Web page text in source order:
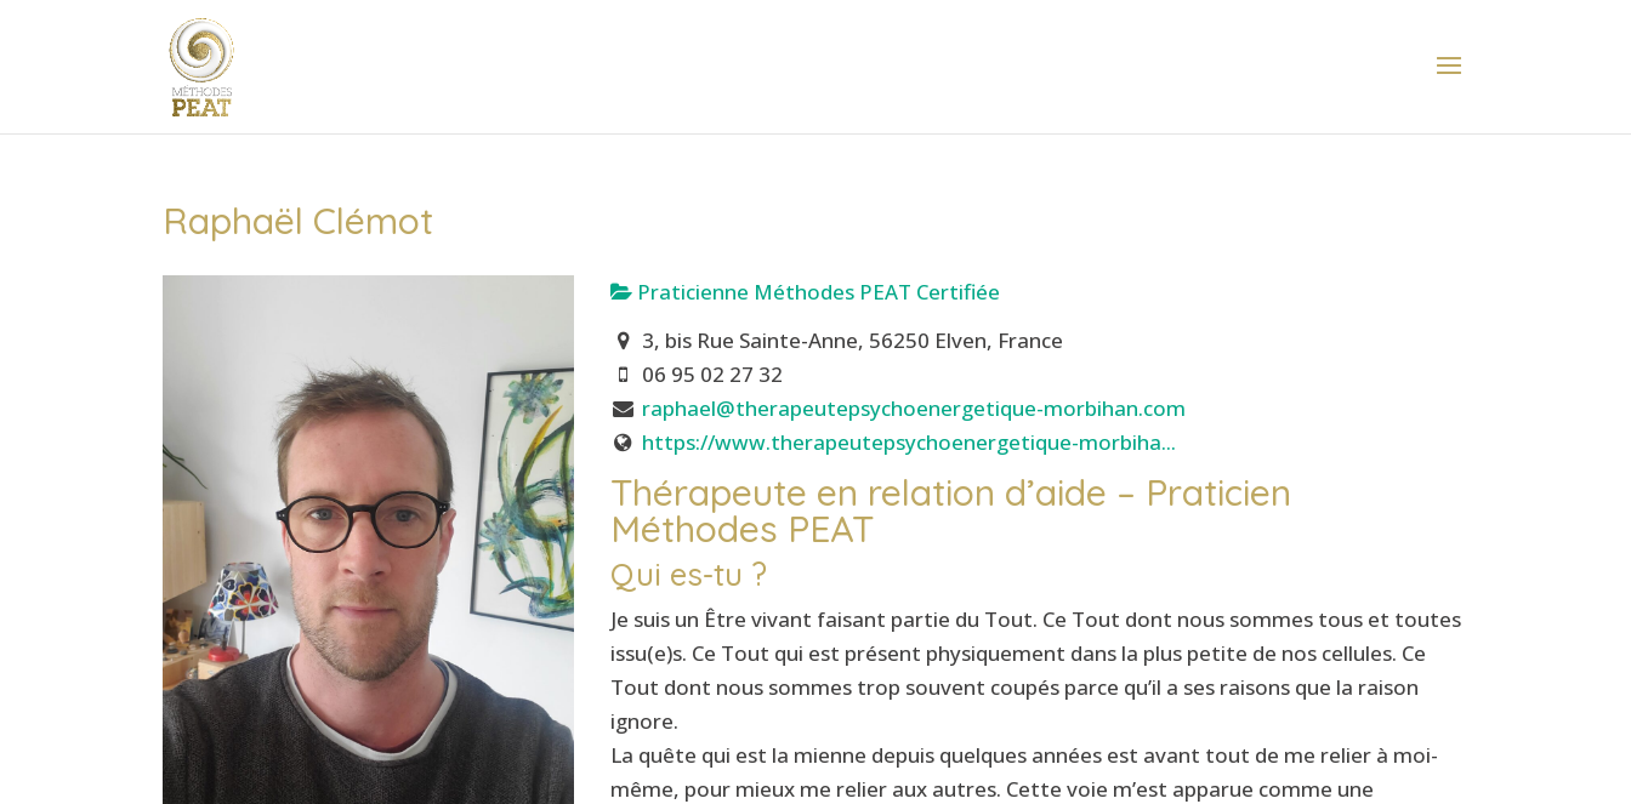
Raphaël Clémot
Praticienne Méthodes PEAT Certifiée
3, bis Rue Sainte-Anne, 56250 Elven, France
06 95 02 27 32
raphael@therapeutepsychoenergetique-morbihan.com
https://www.therapeutepsychoenergetique-morbiha...
Thérapeute en relation d’aide – Praticien
Méthodes PEAT
Qui es-tu ?
Je suis un Être vivant faisant partie du Tout. Ce Tout dont nous sommes tous et toutes
issu(e)s. Ce Tout qui est présent physiquement dans la plus petite de nos cellules. Ce
Tout dont nous sommes trop souvent coupés parce qu’il a ses raisons que la raison
ignore.
La quête qui est la mienne depuis quelques années est avant tout de me relier à moi-
même, pour mieux me relier aux autres. Cette voie m’est apparue comme une